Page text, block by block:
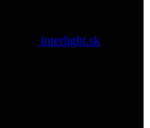
interlight.sk